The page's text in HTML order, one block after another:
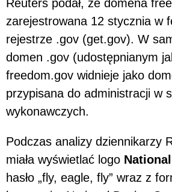
Reuters podał, że domena
zarejestrowana 12 stycznia w
rejestrze .gov (get.gov). W
domen .gov (udostępnianym
freedom.gov widnieje jako
przypisana do administracji w
wykonawczych.
Podczas analizy dziennikarzy
miała wyświetlać logo
hasło „fly, eagle, fly” wraz z